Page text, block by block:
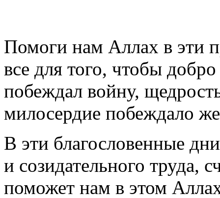
Помоги нам Аллах в эти
все для того, чтобы
побеждал войну,
милосердие побеждало
В эти благословенные
и созидательного труда,
поможет нам в этом